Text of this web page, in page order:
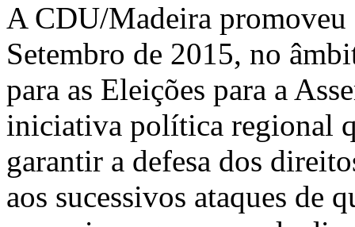
A CDU/Madeira
Setembro de 2015, no
para as Eleições para a
iniciativa política regional
garantir a defesa dos
aos sucessivos ataques de